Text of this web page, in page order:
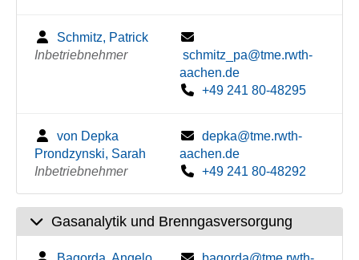
Schmitz, Patrick
Inbetriebnehmer
schmitz_pa@tme.rwth-
aachen.de
+49 241 80-48295
von Depka
Prondzynski, Sarah
Inbetriebnehmer
depka@tme.rwth-
aachen.de
+49 241 80-48292
Gasanalytik und Brenngasversorgung